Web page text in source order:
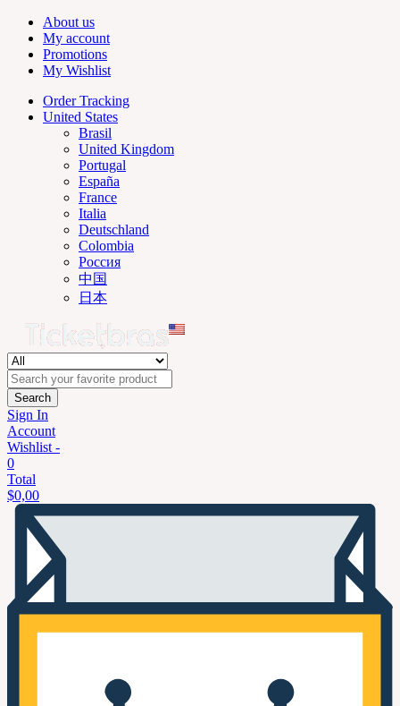
About us
My account
Promotions
My Wishlist
Order Tracking
United States
Brasil
United Kingdom
Portugal
España
France
Italia
Deutschland
Colombia
Россия
中国
日本
Search
Sign In
Account
Wishlist -
0
Total
$0,00